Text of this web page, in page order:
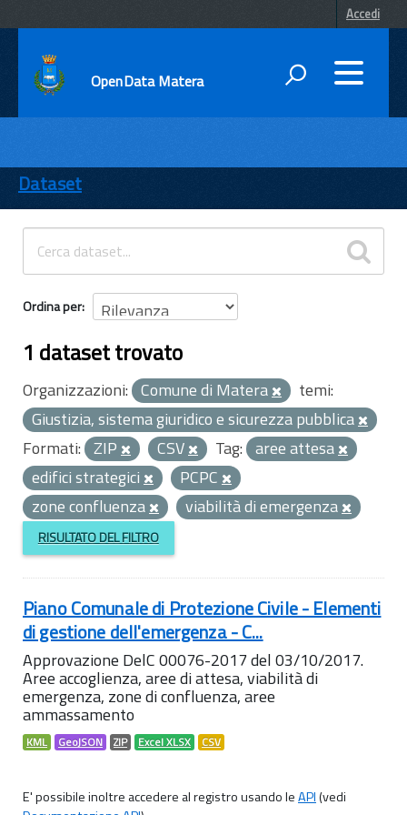
Accedi
OpenData Matera
ENTI
TEMI
INFORMAZIONI
Dataset
Ordina per
1 dataset trovato
Organizzazioni: Comune di Matera
temi:
Giustizia, sistema giuridico e sicurezza pubblica
Formati: ZIP CSV Tag: aree attesa
edifici strategici
PCPC
zone confluenza
viabilità di emergenza
RISULTATO DEL FILTRO
Piano Comunale di Protezione Civile - Elementi
di gestione dell'emergenza - C...
Approvazione DelC 00076-2017 del 03/10/2017.
Aree accoglienza, aree di attesa, viabilità di
emergenza, zone di confluenza, aree
ammassamento
KML GeoJSON ZIP Excel XLSX CSV
E' possibile inoltre accedere al registro usando leAPI(vedi